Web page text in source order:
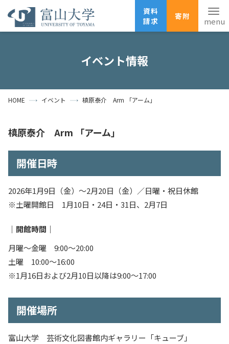
資料
請求
寄附
資料請求
寄附
受験生の方 地域・一般の方
卒業生の方
大学紹介
教育・学生支援
研究・産学官連携
国際交流・留学
イベント情報
HOME イベント 槙原泰介 Arm 「アーム」
槙原泰介 Arm 「アーム」
開催日時
2026年1月9日（金）〜2月20日（金）／日曜・祝日休館
※土曜開館日 1月10日・24日・31日、2月7日
｜開館時間｜
月曜～金曜 9:00～20:00
土曜 10:00〜16:00
※1月16日および2月10日以降は9:00〜17:00
開催場所
富山大学 芸術文化図書館内ギャラリー「キューブ」